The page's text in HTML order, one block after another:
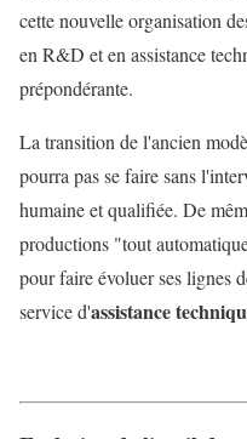
cette nouvelle organisation
en R&D et en assistance
prépondérante.
La transition de l'ancien
pourra pas se faire sans
humaine et qualifiée. De
productions "tout
pour faire évoluer ses lignes
service d'assistance